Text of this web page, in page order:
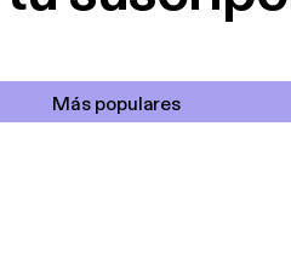
Más populares